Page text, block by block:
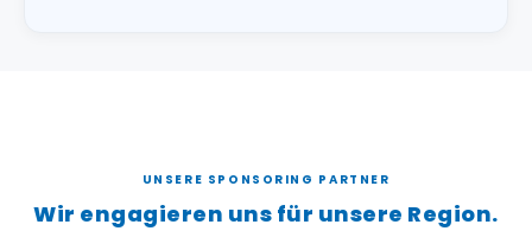
UNSERE SPONSORING PARTNER
Wir engagieren uns für unsere Region.